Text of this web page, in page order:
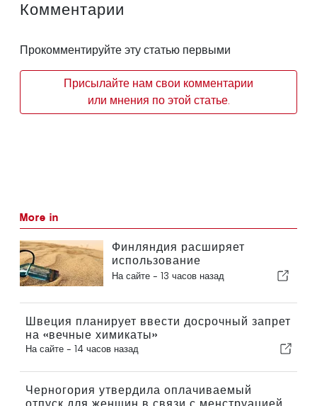
Комментарии
Прокомментируйте эту статью первыми
Присылайте нам свои комментарии
или мнения по этой статье.
More in
Финляндия расширяет
использование
возобновляемых источников
«песчаной батареи»
На сайте - 13 часов назад
Швеция планирует ввести досрочный запрет
на «вечные химикаты»
На сайте - 14 часов назад
Черногория утвердила оплачиваемый